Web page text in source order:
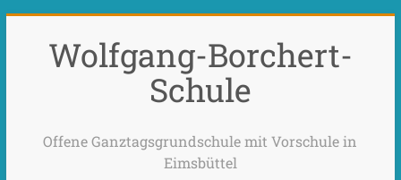
Wolfgang-Borchert-
Schule
Offene Ganztagsgrundschule mit Vorschule in
Eimsbüttel